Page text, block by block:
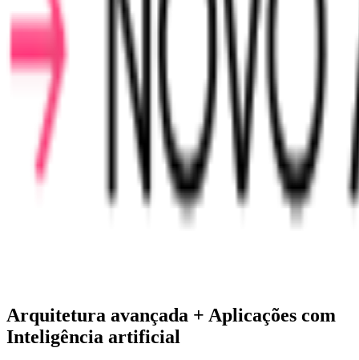
Arquitetura avançada + Aplicações com
Inteligência artificial